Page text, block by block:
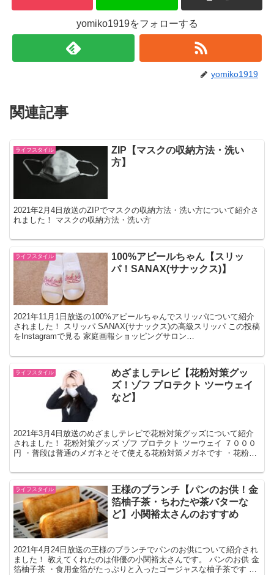
yomiko1919をフォローする
yomiko1919
関連記事
ライフスタイル
ZIP【マスクの収納方法・洗い
方】
2021年2月4日放送のZIPでマスクの収納方法・洗い方について紹介さ
れました！ マスクの収納方法・洗い方
ライフスタイル
100%アピールちゃん【スリッ
パ！SANAX(サナックス)】
2021年11月1日放送の100%アピールちゃんでスリッパについて紹介
されました！ スリッパ SANAX(サナックス)の高級スリッパ この投稿
をInstagramで見る 家庭画報ショッピングサロン
ライフスタイル
めざましテレビ【花粉対策グッ
ズ！ゾフ プロテクト ツーウェイ
など】
2021年3月4日放送のめざましテレビで花粉対策グッズについて紹介
されました！ 花粉対策グッズ ゾフ プロテクト ツーウェイ ７０００
円 ・普段は普通のメガネとそて使える花粉対策メガネです ・花粉が
ライフスタイル
王様のブランチ【パンのお供！金
箔柚子茶・ちわたや茶バターな
ど】小関裕太さんのおすすめ
2021年4月24日放送の王様のブランチでパンのお供について紹介され
ました！ 教えてくれたのは俳優の小関裕太さんです。 パンのお供 金
箔柚子茶 ・食用金箔がたっぷりと入ったゴージャスな柚子茶です ・